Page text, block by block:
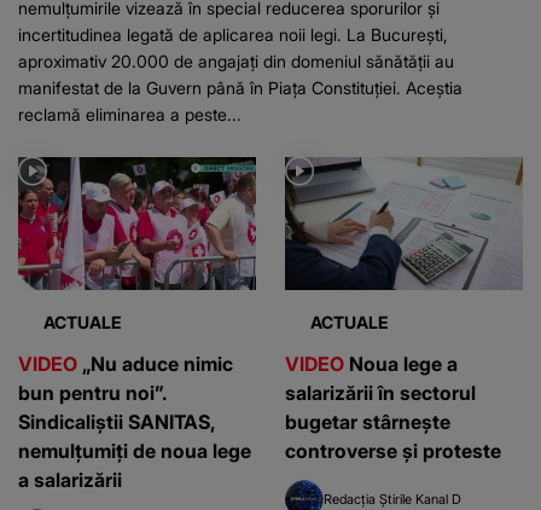
nemulțumirile vizează în special reducerea sporurilor și
incertitudinea legată de aplicarea noii legi. La București,
aproximativ 20.000 de angajați din domeniul sănătății au
manifestat de la Guvern până în Piața Constituției. Aceștia
reclamă eliminarea a peste...
ACTUALE
VIDEO „Nu aduce nimic
bun pentru noi”.
Sindicaliștii SANITAS,
nemulțumiți de noua lege
a salarizării
ACTUALE
VIDEO
salarizării în sectorul
bugetar stârnește
controverse și proteste
Redacția Știrile Kanal D